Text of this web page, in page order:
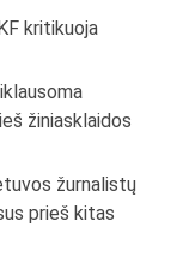
kritikuoja
žiniasklaidos
žurnalistų
prieš kitas